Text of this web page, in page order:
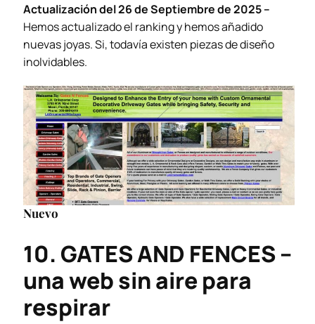
Actualización del 26 de Septiembre de 2025 –
Hemos actualizado el ranking y hemos añadido
nuevas joyas. Si, todavía existen piezas de diseño
inolvidables.
Nuevo
10. GATES AND FENCES –
una web sin aire para
respirar